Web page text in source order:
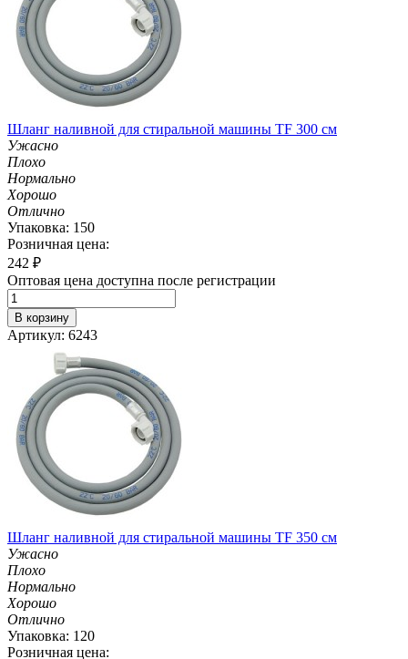
Шланг наливной для стиральной машины TF 300 см
Ужасно
Плохо
Нормально
Хорошо
Отлично
Упаковка: 150
Розничная цена:
242 ₽
Оптовая цена доступна после регистрации
В корзину
Артикул: 6243
Шланг наливной для стиральной машины TF 350 см
Ужасно
Плохо
Нормально
Хорошо
Отлично
Упаковка: 120
Розничная цена: